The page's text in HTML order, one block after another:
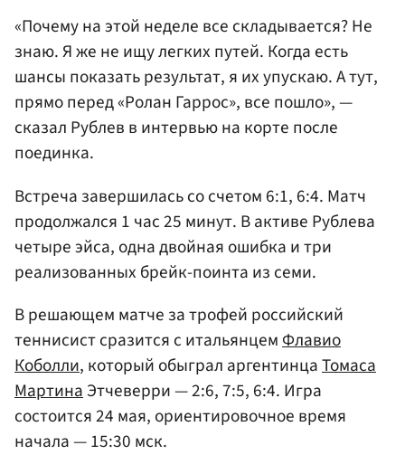
«Почему на этой неделе все складывается? Не
знаю. Я же не ищу легких путей. Когда есть
шансы показать результат, я их упускаю. А тут,
прямо перед «Ролан Гаррос», все пошло», —
сказал Рублев в интервью на корте после
поединка.
Встреча завершилась со счетом 6:1, 6:4. Матч
продолжался 1 час 25 минут. В активе Рублева
четыре эйса, одна двойная ошибка и три
реализованных брейк-поинта из семи.
В решающем матче за трофей российский
теннисист сразится с итальянцемФлавио
Коболли, который обыграл аргентинцаТомаса
МартинаЭтчеверри — 2:6, 7:5, 6:4. Игра
состоится 24 мая, ориентировочное время
начала — 15:30 мск.